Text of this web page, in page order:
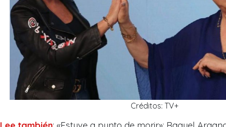
Créditos: TV+